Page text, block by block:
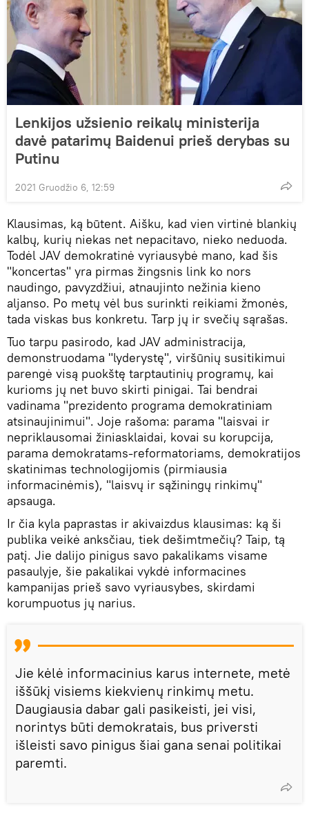
Lenkijos užsienio reikalų ministerija
davė patarimų Baidenui prieš derybas su
Putinu
2021 Gruodžio 6, 12:59
Klausimas, ką būtent. Aišku, kad vien virtinė blankių
kalbų, kurių niekas net nepacitavo, nieko neduoda.
Todėl JAV demokratinė vyriausybė mano, kad šis
"koncertas" yra pirmas žingsnis link ko nors
naudingo, pavyzdžiui, atnaujinto nežinia kieno
aljanso. Po metų vėl bus surinkti reikiami žmonės,
tada viskas bus konkretu. Tarp jų ir svečių sąrašas.
Tuo tarpu pasirodo, kad JAV administracija,
demonstruodama "lyderystę", viršūnių susitikimui
parengė visą puokštę tarptautinių programų, kai
kurioms jų net buvo skirti pinigai. Tai bendrai
vadinama "prezidento programa demokratiniam
atsinaujinimui". Joje rašoma: parama "laisvai ir
nepriklausomai žiniasklaidai, kovai su korupcija,
parama demokratams-reformatoriams, demokratijos
skatinimas technologijomis (pirmiausia
informacinėmis), "laisvų ir sąžiningų rinkimų"
apsauga.
Ir čia kyla paprastas ir akivaizdus klausimas: ką ši
publika veikė anksčiau, tiek dešimtmečių? Taip, tą
patį. Jie dalijo pinigus savo pakalikams visame
pasaulyje, šie pakalikai vykdė informacines
kampanijas prieš savo vyriausybes, skirdami
korumpuotus jų narius.
Jie kėlė informacinius karus internete, metė
iššūkį visiems kiekvienų rinkimų metu.
Daugiausia dabar gali pasikeisti, jei visi,
norintys būti demokratais, bus priversti
išleisti savo pinigus šiai gana senai politikai
paremti.